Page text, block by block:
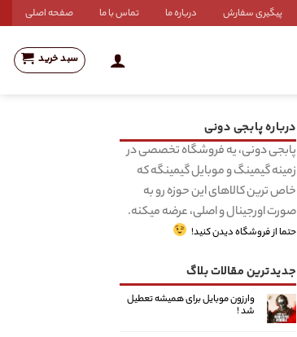
پیگیری سفارش درباره ما تماس با ما صفحه اصلی
سبد خرید
درباره پابجی دونی
پابجی دونی، یه فروشگاه تخصصی در
زمینه گیمینگ و موبایل گیمینگه که
خاص ترین کالاهای این حوزه رو به
صورت اورجینال و اصلی، عرضه میکنه.
حتما از فروشگاه دیدن کنید!
جدیدترین مقالات بلاگ
وارزون موبایل برای همیشه تعطیل
شد !